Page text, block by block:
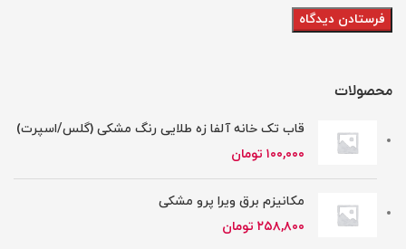
محصولات
قاب تک خانه آلفا زه طلایی رنگ مشکی (گلس/اسپرت)
۱۰۰,۰۰۰ تومان
مکانیزم برق ویرا پرو مشکی
۲۵۸,۸۰۰ تومان